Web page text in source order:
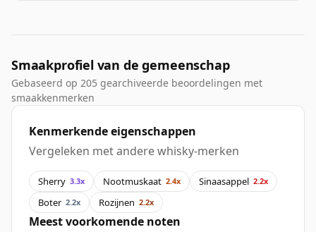
Smaakprofiel van de gemeenschap
Gebaseerd op 205 gearchiveerde beoordelingen met
smaakkenmerken
Kenmerkende eigenschappen
Vergeleken met andere whisky-merken
Sherry 3.3x Nootmuskaat 2.4x Sinaasappel 2.2x
Boter 2.2x Rozijnen 2.2x
Meest voorkomende noten